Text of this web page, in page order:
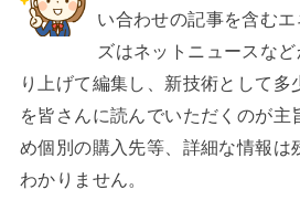
い合わせの記事を含む
ズはネットニュースな
り上げて編集し、新技術として
を皆さんに読んでいただくのが主
め個別の購入先等、詳細な情報は
わかりません。